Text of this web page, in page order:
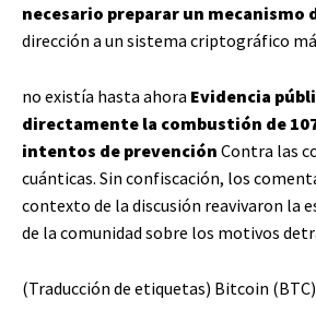
necesario preparar un mecanismo
dirección a un sistema criptográfico
no existía hasta ahora Evidencia
directamente la combustión de
intentos de prevención Contra las
cuánticas. Sin confiscación, los
contexto de la discusión reavivaron la
de la comunidad sobre los motivos
(Traducción de etiquetas) Bitcoin (BTC)